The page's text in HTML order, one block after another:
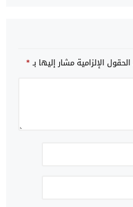
الحقول الإلزامية مشار إليها بـ*